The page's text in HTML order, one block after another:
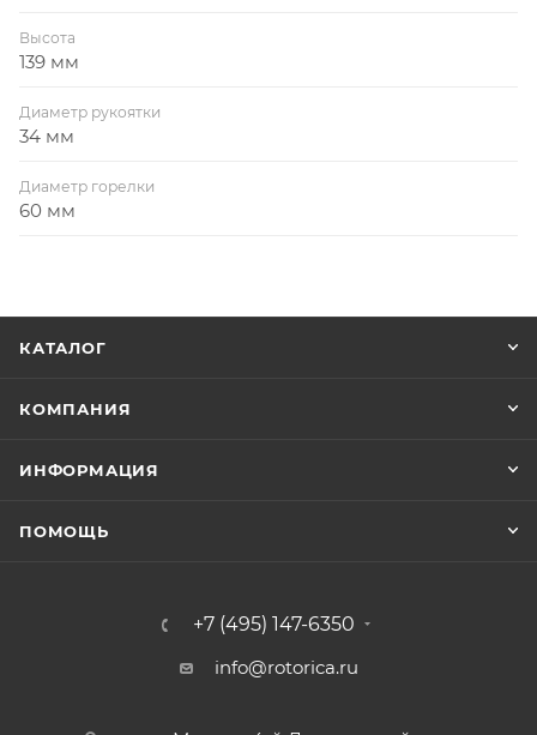
Высота
139 мм
Диаметр рукоятки
34 мм
Диаметр горелки
60 мм
КАТАЛОГ
КОМПАНИЯ
ИНФОРМАЦИЯ
ПОМОЩЬ
+7 (495) 147-6350
info@rotorica.ru